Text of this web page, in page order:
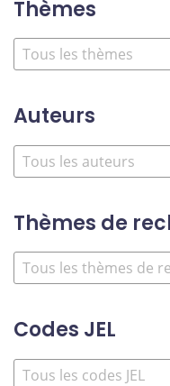
Thèmes
Auteurs
Thèmes de
Codes JEL